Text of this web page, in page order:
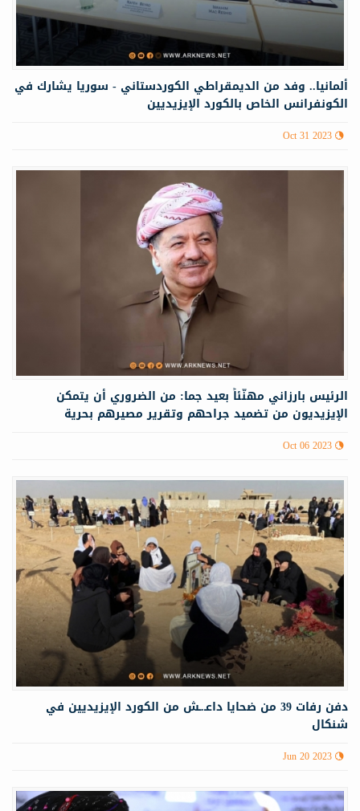
ألمانيا.. وفد من الديمقراطي الكوردستاني - سوريا يشارك في
الكونفرانس الخاص بالكورد الإيزيديين
Oct 31 2023
الرئیس بارزاني مهنّئاً بعيد جما: من الضروري أن يتمكن
الإيزيديون من تضميد جراحهم وتقرير مصيرهم بحرية
Oct 06 2023
دفن رفات 39 من ضحايا داعـ.ـش من الكورد الإيزيديين في
شنكال
Jun 20 2023